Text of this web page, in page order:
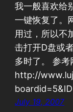
我一般喜欢给
一键恢复了。
用过，所以不
击打开D盘或
多时了。 参考
http://
July 19, 2007